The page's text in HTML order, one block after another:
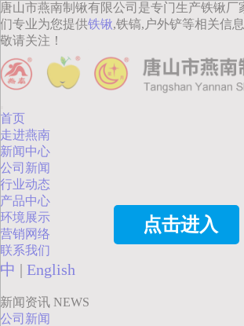
点击进入
唐山市燕南制锹有限公司是专门生产铁锹厂
们专业为您提供铁锹,铁镐,户外铲等相关信
敬请关注！
首页
走进燕南
新闻中心
公司新闻
行业动态
产品中心
环境展示
营销网络
联系我们
中 | English
新闻资讯 NEWS
公司新闻